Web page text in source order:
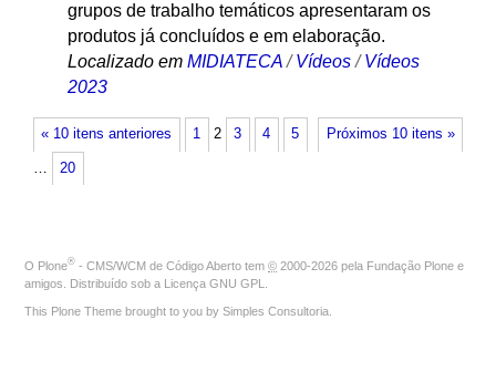
grupos de trabalho temáticos apresentaram os
produtos já concluídos e em elaboração.
Localizado em MIDIATECA /Vídeos /Vídeos
2023
« 10 itens anteriores Próximos 10 itens »
1 2 3 4 5
… 20
O Plone® - CMS/WCM de Código Aberto tem © 2000-2026 pela Fundação Plone e
amigos. Distribuído sob a Licença GNU GPL
This Plone Theme brought to you by Simples Consultoria